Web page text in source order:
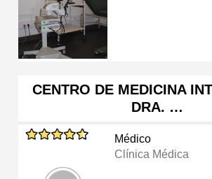
CENTRO DE MEDICINA
DRA. …
Médico
Clínica Médica